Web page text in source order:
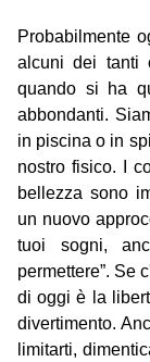
Probabilmente
alcuni dei tanti
quando si ha
abbondanti.
in piscina o in
nostro fisico. I
bellezza sono
un nuovo
tuoi sogni,
permettere”. Se
di oggi è la
divertimento.
limitarti,